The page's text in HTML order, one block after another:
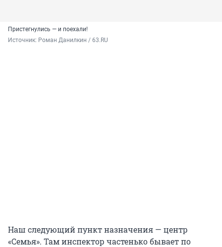
Пристегнулись — и поехали!
Источник: Роман Данилкин / 63.RU
Наш следующий пункт назначения — центр
«Семья». Там инспектор частенько бывает по